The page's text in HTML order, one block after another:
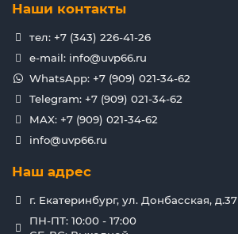
Наши контакты
тел: +7 (343) 226-41-26
e-mail: info@uvp66.ru
WhatsApp: +7 (909) 021-34-62
Telegram: +7 (909) 021-34-62
MAX: +7 (909) 021-34-62
info@uvp66.ru
Наш адрес
г. Екатеринбург, ул. Донбасская, д.37
ПН-ПТ: 10:00 - 17:00